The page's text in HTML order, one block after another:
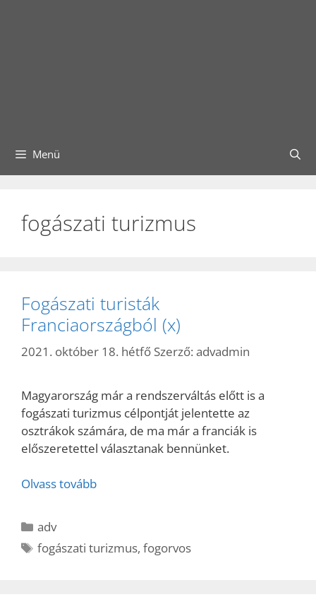
Menü
fogászati turizmus
Fogászati turisták
Franciaországból (x)
2021. október 18. hétfő Szerző: advadmin
Magyarország már a rendszerváltás előtt is a
fogászati turizmus célpontját jelentette az
osztrákok számára, de ma már a franciák is
előszeretettel választanak bennünket.
Olvass tovább
Kategória
adv
Címkék
fogászati turizmus,fogorvos